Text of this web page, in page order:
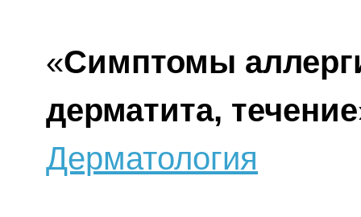
«Симптомы
дерматита, течение
Дерматология